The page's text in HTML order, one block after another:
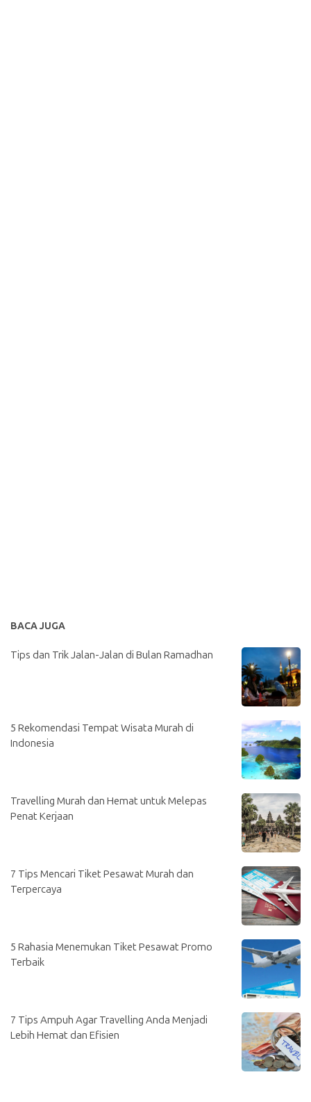
BACA JUGA
Tips dan Trik Jalan-Jalan di Bulan Ramadhan
5 Rekomendasi Tempat Wisata Murah di
Indonesia
Travelling Murah dan Hemat untuk Melepas
Penat Kerjaan
7 Tips Mencari Tiket Pesawat Murah dan
Terpercaya
5 Rahasia Menemukan Tiket Pesawat Promo
Terbaik
7 Tips Ampuh Agar Travelling Anda Menjadi
Lebih Hemat dan Efisien